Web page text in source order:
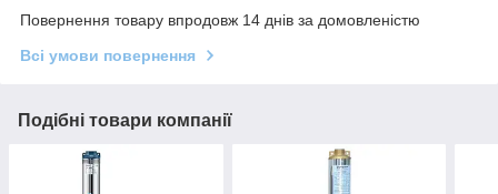
Повернення товару впродовж 14 днів за домовленістю
Всі умови повернення
Подібні товари компанії